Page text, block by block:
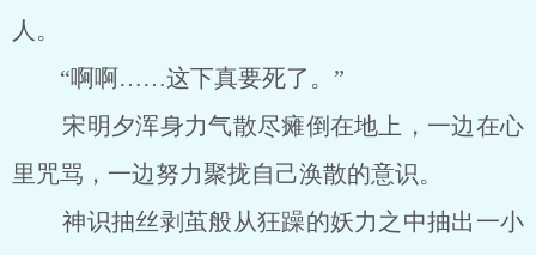
人。
“啊啊……这下真要死了。”
宋明夕浑身力气散尽瘫倒在地上，一边在心
里咒骂，一边努力聚拢自己涣散的意识。
神识抽丝剥茧般从狂躁的妖力之中抽出一小